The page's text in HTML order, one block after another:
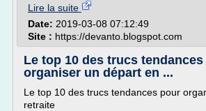
Lire la suite
Date: 2019-03-08 07:12:49
Site : https://devanto.blogspot.com
Le top 10 des trucs
organiser un départ en ...
Le top 10 des trucs tendances pour
retraite